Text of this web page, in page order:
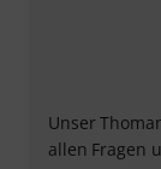
Unser
allen Fragen